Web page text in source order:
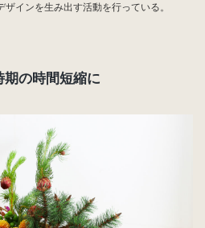
インを生み出す活動を行っている。
期の時間短縮に